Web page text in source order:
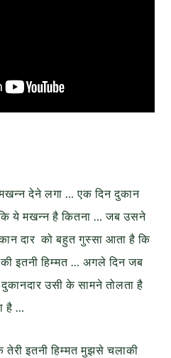
देने लगा … एक दिन दुकान
कि ये मखन्न है कितना … जब उसने
दार को बहुत गुस्सा आता है कि
इतनी हिम्मत … अगले दिन जब
उसी के सामने तोलता है
है …
तेरी इतनी हिम्मत मुझसे चलाकी